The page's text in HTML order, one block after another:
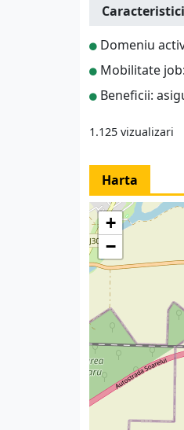
Caracteristici
Domeniu
Mobilitate
Beneficii:
1.125 vizualizari
Harta
+
−